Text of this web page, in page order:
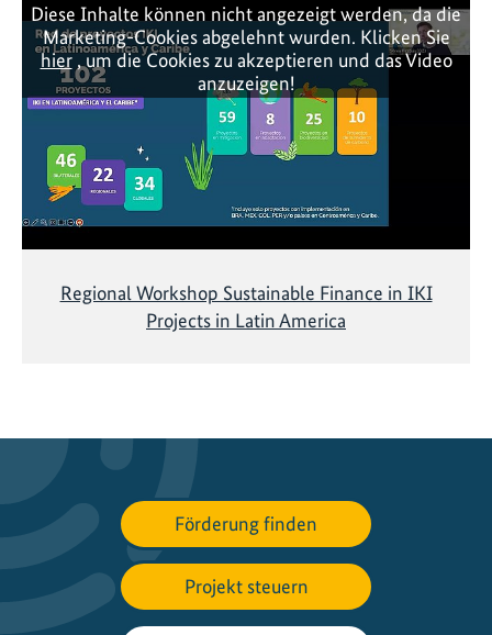
Diese Inhalte können nicht angezeigt werden, da die
Marketing-Cookies abgelehnt wurden. Klicken Sie
hier, um die Cookies zu akzeptieren und das Video
anzuzeigen!
Regional Workshop Sustainable Finance in IKI
Projects in Latin America
Förderung finden
Projekt steuern